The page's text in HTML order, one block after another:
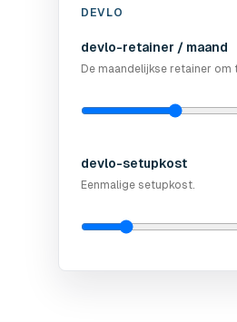
DEVLO
devlo-retainer / maand
De maandelijkse retainer om
devlo-setupkost
Eenmalige setupkost.